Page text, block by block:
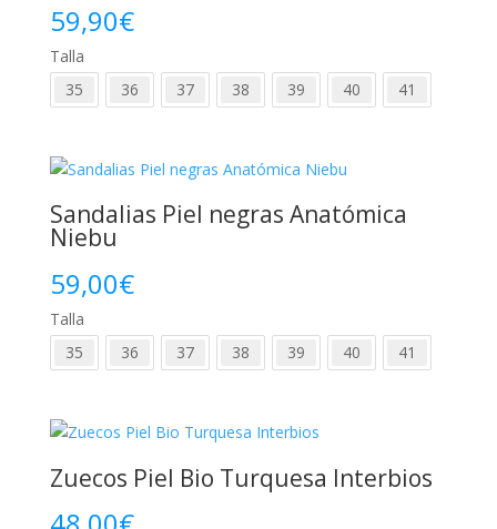
59,90€
Talla
35
36 37 38 39 40 41
Sandalias Piel negras Anatómica
Niebu
59,00€
Talla
35
36 37 38 39 40 41
Zuecos Piel Bio Turquesa Interbios